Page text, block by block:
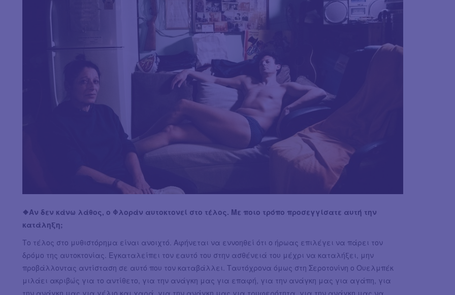
❖Αν δεν κάνω λάθος, ο Φλοράν αυτοκτονεί στο τέλος. Με ποιο τρόπο προσεγγίσατε αυτή την
κατάληξη;
Το τέλος στο μυθιστόρημα είναι ανοιχτό. Αφήνεται να εννοηθεί ότι ο ήρωας επιλέγει να πάρει τον
δρόμο της αυτοκτονίας. Εγκαταλείπει τον εαυτό του στην ασθένειά του μέχρι να καταλήξει, μην
προβάλλοντας αντίσταση σε αυτό που τον καταβάλλει. Ταυτόχρονα όμως στη Σεροτονίνη ο Ουελμπέκ
μιλάει ακριβώς για το αντίθετο, για την ανάγκη μας για επαφή, για την ανάγκη μας για αγάπη, για